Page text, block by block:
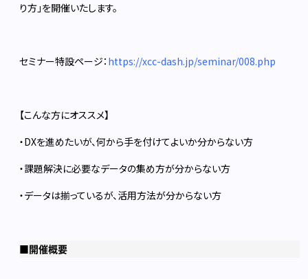
り方」を開催いたします。
セミナー特設ページ： https://xcc-dash.jp/seminar/008.php
【こんな方にオススメ】
・DXを進めたいが、何から手を付けてよいか分からない方
・課題解決に必要なデータの集め方が分からない方
・データは揃っているが、活用方法が分からない方
■開催概要